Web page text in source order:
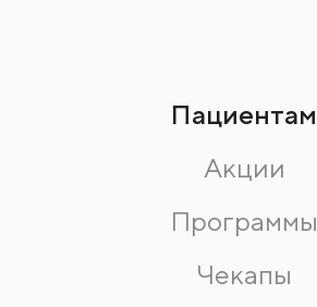
Пациентам
Акции
Программы
Чекапы